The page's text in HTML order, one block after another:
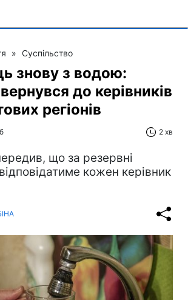
» Суспільство
знову з водою:
до керівників
регіонів
2 хв
що за резервні
кожен керівник